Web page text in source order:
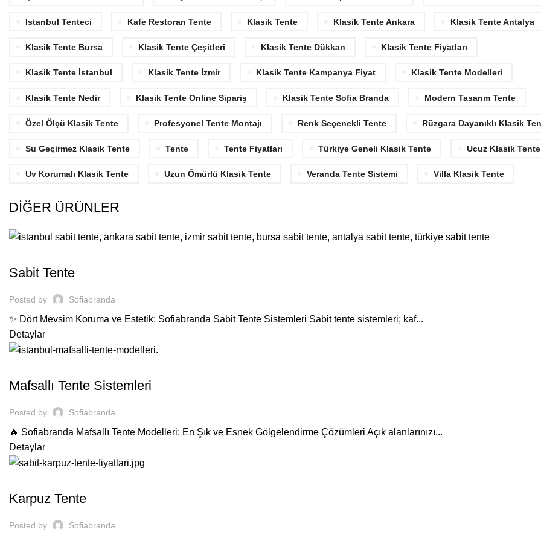
Istanbul Tenteci Kafe Restoran Tente Klasik Tente Klasik Tente Ankara Klasik Tente Antalya
Klasik Tente Bursa Klasik Tente Çeşitleri Klasik Tente Dükkan Klasik Tente Fiyatları
Klasik Tente İstanbul Klasik Tente İzmir Klasik Tente Kampanya Fiyat Klasik Tente Modelleri
Klasik Tente Nedir Klasik Tente Online Sipariş Klasik Tente Sofia Branda Modern Tasarım Tente
Özel Ölçü Klasik Tente Profesyonel Tente Montajı Renk Seçenekli Tente Rüzgara Dayanıklı Klasik
Su Geçirmez Klasik Tente Tente Tente Fiyatları Türkiye Geneli Klasik Tente Ucuz Klasik Tente
Uv Korumalı Klasik Tente Uzun Ömürlü Klasik Tente Veranda Tente Sistemi Villa Klasik Tente
DİĞER ÜRÜNLER
Sabit Tente
Posted by Sofiabranda
✨ Dört Mevsim Koruma ve Estetik: Sofiabranda Sabit Tente Sistemleri Sabit tente sistemleri; kaf...
Detaylar
Mafsallı Tente Sistemleri
Posted by Sofiabranda
🔥 Sofiabranda Mafsallı Tente Modelleri: En Şık ve Esnek Gölgelendirme Çözümleri Açık alanlarınızı...
Detaylar
Karpuz Tente
Posted by Sofiabranda